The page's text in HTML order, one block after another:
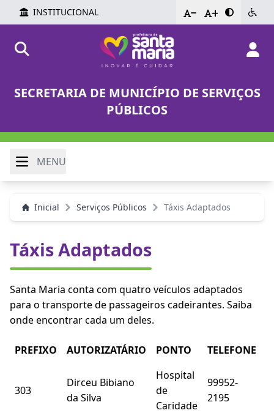
INSTITUCIONAL - +
SECRETARIA DE MUNICÍPIO DE SERVIÇOS
PÚBLICOS
MENU
Inicial Serviços Públicos Táxis Adaptados
Táxis Adaptados
Santa Maria conta com quatro veículos adaptados
para o transporte de passageiros cadeirantes. Saiba
onde encontrar cada um deles.
PREFIXO AUTORIZATÁRIO PONTO TELEFONE
303
Dirceu Bibiano
da Silva
Hospital
de
Caridade
99952-
2195